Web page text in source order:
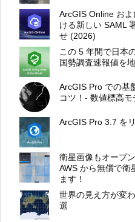
ArcGIS Online お
ける新しい SAML
せ (2026)
この 5 年間で日本
国勢調査速報値を
ArcGIS Pro での基
コツ！- 数値標高
ArcGIS Pro 3.7 を
衛星画像もオープ
AWS から無償で衛
ます！
世界の見え方が変
選